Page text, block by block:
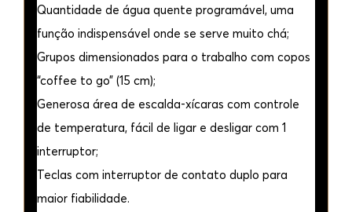
Quantidade de água quente programável, uma
função indispensável onde se serve muito chá;
Grupos dimensionados para o trabalho com copos
“coffee to go” (15 cm);
Generosa área de escalda-xícaras com controle
de temperatura, fácil de ligar e desligar com 1
interruptor;
Teclas com interruptor de contato duplo para
maior fiabilidade.